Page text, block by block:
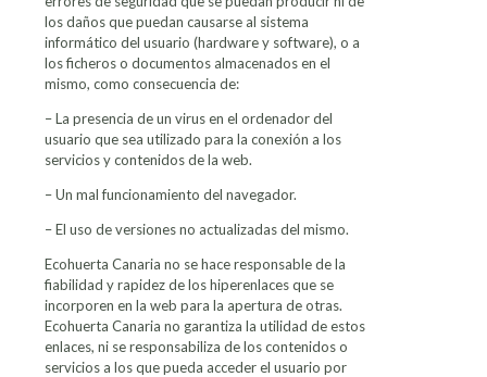
los daños que puedan causarse al sistema
informático del usuario (hardware y software), o a
los ficheros o documentos almacenados en el
mismo, como consecuencia de:
– La presencia de un virus en el ordenador del
usuario que sea utilizado para la conexión a los
servicios y contenidos de la web.
– Un mal funcionamiento del navegador.
– El uso de versiones no actualizadas del mismo.
Ecohuerta Canaria no se hace responsable de la
fiabilidad y rapidez de los hiperenlaces que se
incorporen en la web para la apertura de otras.
Ecohuerta Canaria no garantiza la utilidad de estos
enlaces, ni se responsabiliza de los contenidos o
servicios a los que pueda acceder el usuario por